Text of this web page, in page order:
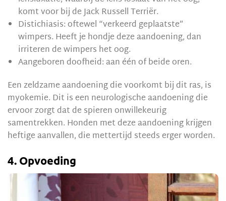
komt voor bij de Jack Russell Terriër.
Distichiasis: oftewel “verkeerd geplaatste”
wimpers. Heeft je hondje deze aandoening, dan
irriteren de wimpers het oog.
Aangeboren doofheid: aan één of beide oren.
Een zeldzame aandoening die voorkomt bij dit ras, is
myokemie. Dit is een neurologische aandoening die
ervoor zorgt dat de spieren onwillekeurig
samentrekken. Honden met deze aandoening krijgen
heftige aanvallen, die mettertijd steeds erger worden.
4. Opvoeding